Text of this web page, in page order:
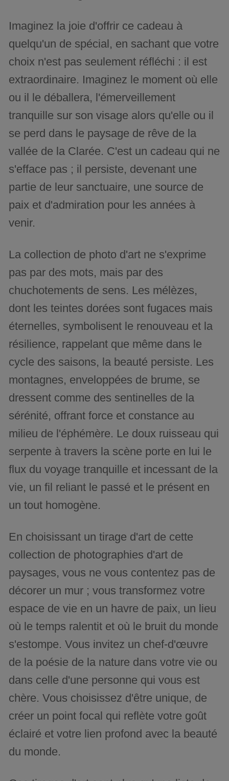
Imaginez la joie d'offrir ce cadeau à
quelqu'un de spécial, en sachant que votre
choix n'est pas seulement réfléchi : il est
extraordinaire. Imaginez le moment où elle
ou il le déballera, l'émerveillement
tranquille sur son visage alors qu'elle ou il
se perd dans le paysage de rêve de la
vallée de la Clarée. C'est un cadeau qui ne
s'efface pas ; il persiste, devenant une
partie de leur sanctuaire, une source de
paix et d'admiration pour les années à
venir.
La collection de photo d'art ne s'exprime
pas par des mots, mais par des
chuchotements de sens. Les mélèzes,
dont les teintes dorées sont fugaces mais
éternelles, symbolisent le renouveau et la
résilience, rappelant que même dans le
cycle des saisons, la beauté persiste. Les
montagnes, enveloppées de brume, se
dressent comme des sentinelles de la
sérénité, offrant force et constance au
milieu de l'éphémère. Le doux ruisseau qui
serpente à travers la scène porte en lui le
flux du voyage tranquille et incessant de la
vie, un fil reliant le passé et le présent en
un tout homogène.
En choisissant un tirage d'art de cette
collection de photographies d'art de
paysages, vous ne vous contentez pas de
décorer un mur ; vous transformez votre
espace de vie en un havre de paix, un lieu
où le temps ralentit et où le bruit du monde
s'estompe. Vous invitez un chef-d'œuvre
de la poésie de la nature dans votre vie ou
dans celle d'une personne qui vous est
chère. Vous choisissez d'être unique, de
créer un point focal qui reflète votre goût
éclairé et votre lien profond avec la beauté
du monde.